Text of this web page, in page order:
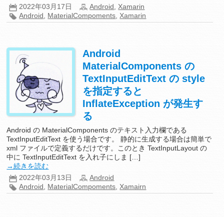
2022年03月17日
Android
Xamarin
Android
MaterialCompoments Xamarin
Android
MaterialComponents の
TextInputEditText の style
を指定すると
InflateException が発生す
る
Android の MaterialComponents のテキスト入力欄である
TextInputEditText を使う場合です。 静的に生成する場合は簡単で
xml ファイルで定義するだけです。このとき TextInputLayout の
中に TextInputEditText を入れ子にしま […]
→続きを読む
2022年03月13日
Android
Android
MaterialCompoments Xamairn